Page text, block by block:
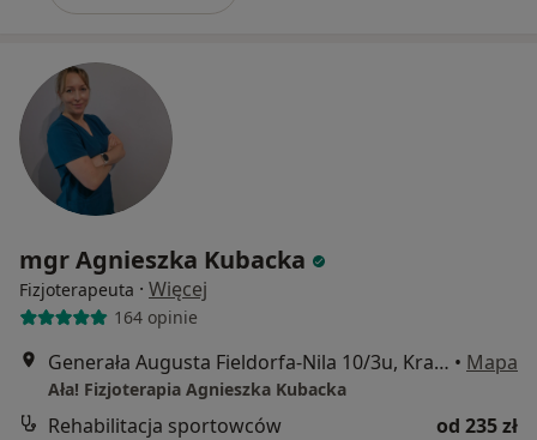
mgr Agnieszka Kubacka
Fizjoterapeuta · Więcej
164 opinie
Generała Augusta Fieldorfa-Nila 10/3u, Kraków • Mapa
Ała! Fizjoterapia Agnieszka Kubacka
Rehabilitacja sportowców
od 235 zł